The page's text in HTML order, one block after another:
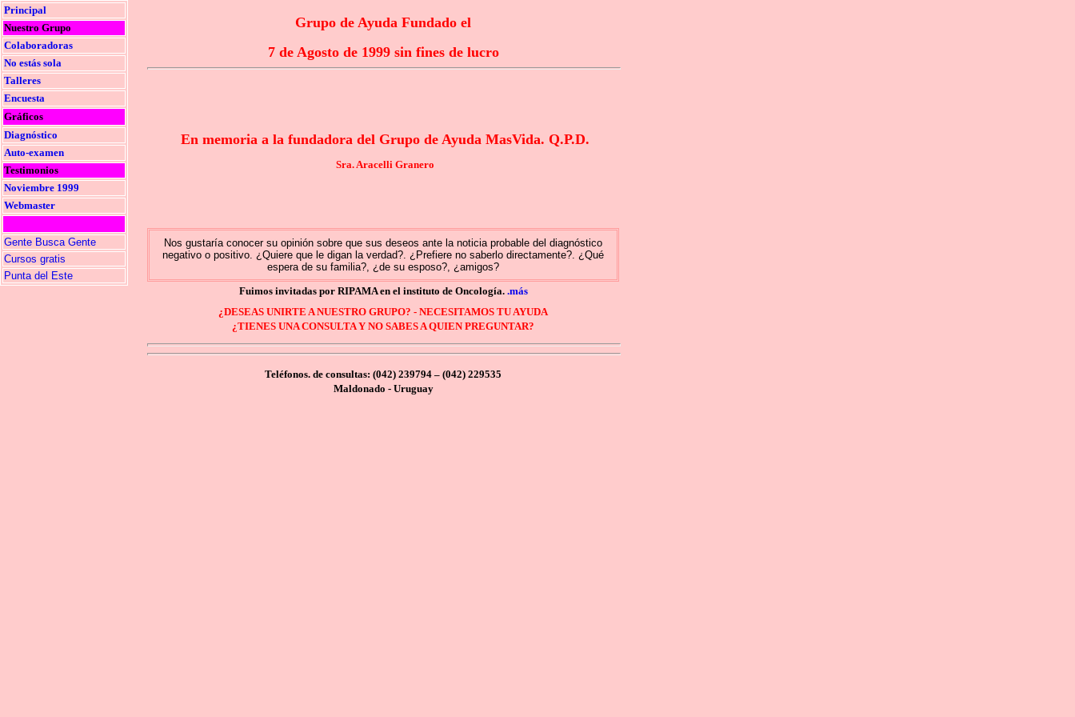
Principal
Nuestro Grupo
Colaboradoras
No estás sola
Talleres
Encuesta
Gráficos
Diagnóstico
Auto-examen
Testimonios
Noviembre 1999
Webmaster
Gente Busca Gente
Cursos gratis
Punta del Este
Grupo de Ayuda Fundado el
7 de Agosto de 1999 sin fines de lucro
En memoria a la fundadora del Grupo de Ayuda MasVida. Q.P.D.
Sra. Aracelli Granero
Nos gustaría conocer su opinión sobre que sus deseos ante la noticia probable del diagnóstico
negativo o positivo. ¿Quiere que le digan la verdad?. ¿Prefiere no saberlo directamente?. ¿Qué
espera de su familia?, ¿de su esposo?, ¿amigos?
Fuimos invitadas por RIPAMA en el instituto de Oncología. .más
¿DESEAS UNIRTE A NUESTRO GRUPO? - NECESITAMOS TU AYUDA
¿TIENES UNA CONSULTA Y NO SABES A QUIEN PREGUNTAR?
Teléfonos. de consultas: (042) 239794 – (042) 229535
Maldonado - Uruguay